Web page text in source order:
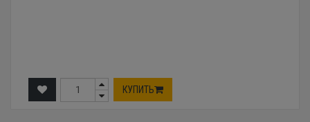
КУПИТЬ